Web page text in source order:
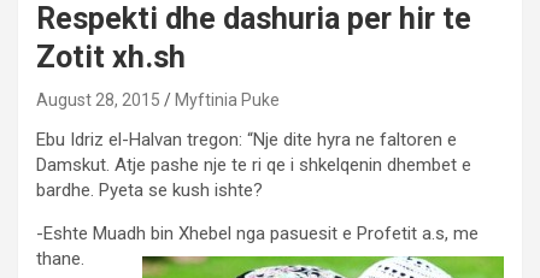
Respekti dhe dashuria per hir te
Zotit xh.sh
August 28, 2015 Myftinia Puke
Ebu Idriz el-Halvan tregon: “Nje dite hyra ne faltoren e
Damskut. Atje pashe nje te ri qe i shkelqenin dhembet e
bardhe. Pyeta se kush ishte?
-Eshte Muadh bin Xhebel nga pasuesit e Profetit a.s, me
thane.